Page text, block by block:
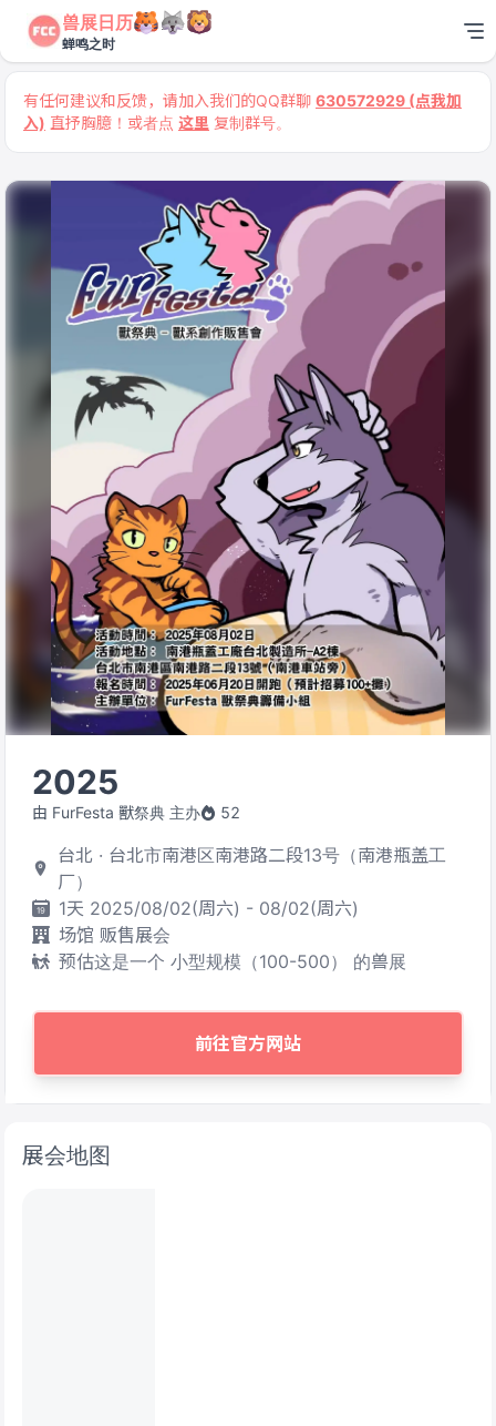
兽展日历
蝉鸣之时
有任何建议和反馈，请加入我们的QQ群聊 630572929 (点我加
入) 直抒胸臆！或者点 这里 复制群号。
2025
由 FurFesta 獸祭典 主办 52
台北 · 台北市南港区南港路二段13号（南港瓶盖工
厂）
1天 2025/08/02(周六) - 08/02(周六)
场馆 贩售展会
预估这是一个 小型规模（100-500） 的兽展
前往官方网站
展会地图